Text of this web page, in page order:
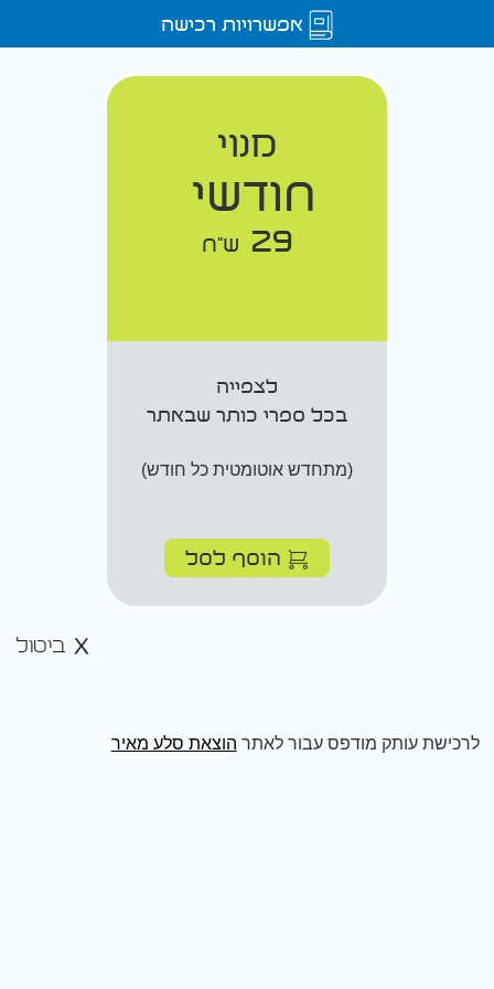
אפשרויות רכישה
מנוי
חודשי
29 ש"ח
לצפייה
בכל ספרי כותר שבאתר
(מתחדש אוטומטית כל חודש)
הוסף לסל
ביטול
לרכישת עותק מודפס עבור לאתר הוצאת סלע מאיר